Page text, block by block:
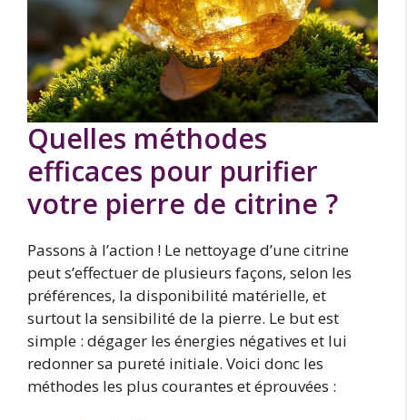
Quelles méthodes
efficaces pour purifier
votre pierre de citrine ?
Passons à l’action ! Le nettoyage d’une citrine
peut s’effectuer de plusieurs façons, selon les
préférences, la disponibilité matérielle, et
surtout la sensibilité de la pierre. Le but est
simple : dégager les énergies négatives et lui
redonner sa pureté initiale. Voici donc les
méthodes les plus courantes et éprouvées :